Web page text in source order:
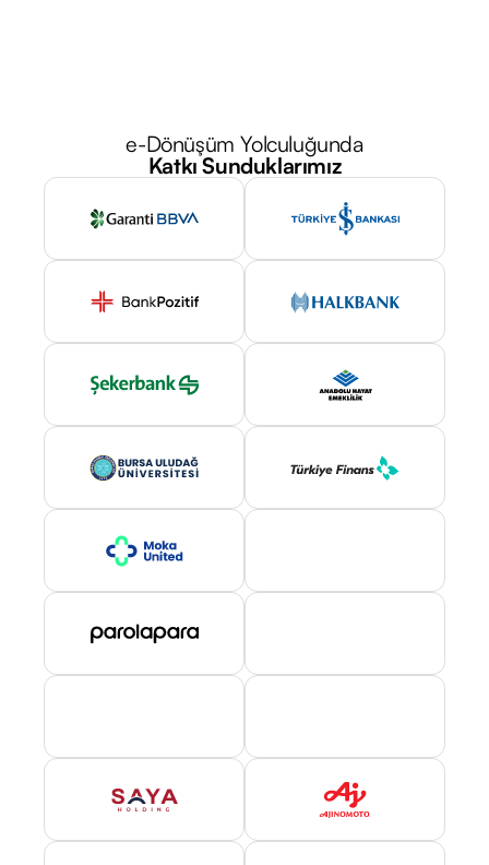
e-Dönüşüm Yolculuğunda
Katkı Sunduklarımız